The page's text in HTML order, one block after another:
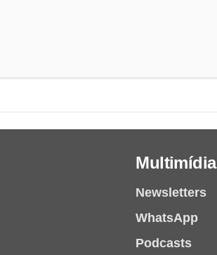
Multimídia
Newsletters
WhatsApp
Podcasts